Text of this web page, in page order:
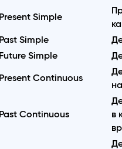
Present Simple
Past Simple
Future Simple
Present Continuous
Past Continuous
в